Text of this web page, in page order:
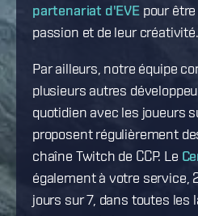
partenariat d'EVEpour être
passion et de leur créativité.
Par ailleurs, notre équipe
plusieurs autres
quotidien avec les joueurs
proposent régulièrement
chaîne Twitch de CCP. Le
également à votre service,
jours sur 7, dans toutes les